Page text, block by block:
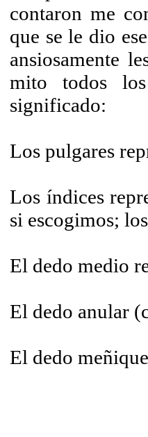
contaron me
que se le dio
ansiosamente
mito todos
significado:
Los pulgares
Los índices
si escogimos;
El dedo medio
El dedo anular
El dedo